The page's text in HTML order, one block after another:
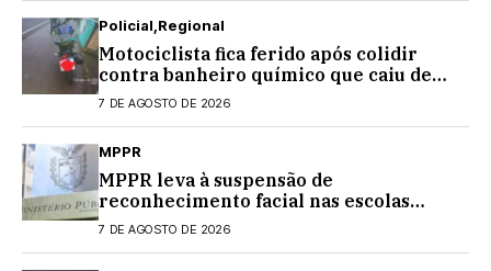
Policial Regional
Motociclista fica ferido após colidir
contra banheiro químico que caiu de
caminhão na PRC-467, em Cascavel
7 DE AGOSTO DE 2026
MPPR
MPPR leva à suspensão de
reconhecimento facial nas escolas
estaduais
7 DE AGOSTO DE 2026